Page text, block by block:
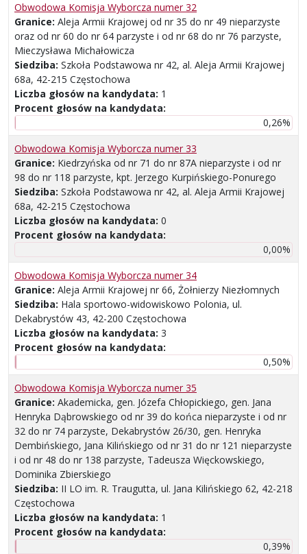
Obwodowa Komisja Wyborcza numer 32
Granice: Aleja Armii Krajowej od nr 35 do nr 49 nieparzyste
oraz od nr 60 do nr 64 parzyste i od nr 68 do nr 76 parzyste,
Mieczysława Michałowicza
Siedziba: Szkoła Podstawowa nr 42, al. Aleja Armii Krajowej
68a, 42-215 Częstochowa
Liczba głosów na kandydata: 1
Procent głosów na kandydata:
0,26%
Obwodowa Komisja Wyborcza numer 33
Granice: Kiedrzyńska od nr 71 do nr 87A nieparzyste i od nr
98 do nr 118 parzyste, kpt. Jerzego Kurpińskiego-Ponurego
Siedziba: Szkoła Podstawowa nr 42, al. Aleja Armii Krajowej
68a, 42-215 Częstochowa
Liczba głosów na kandydata: 0
Procent głosów na kandydata:
0,00%
Obwodowa Komisja Wyborcza numer 34
Granice: Aleja Armii Krajowej nr 66, Żołnierzy Niezłomnych
Siedziba: Hala sportowo-widowiskowo Polonia, ul.
Dekabrystów 43, 42-200 Częstochowa
Liczba głosów na kandydata: 3
Procent głosów na kandydata:
0,50%
Obwodowa Komisja Wyborcza numer 35
Granice: Akademicka, gen. Józefa Chłopickiego, gen. Jana
Henryka Dąbrowskiego od nr 39 do końca nieparzyste i od nr
32 do nr 74 parzyste, Dekabrystów 26/30, gen. Henryka
Dembińskiego, Jana Kilińskiego od nr 31 do nr 121 nieparzyste
i od nr 48 do nr 138 parzyste, Tadeusza Więckowskiego,
Dominika Zbierskiego
Siedziba: II LO im. R. Traugutta, ul. Jana Kilińskiego 62, 42-218
Częstochowa
Liczba głosów na kandydata: 1
Procent głosów na kandydata:
0,39%